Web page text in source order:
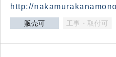
http://
販売可 工事・取付可